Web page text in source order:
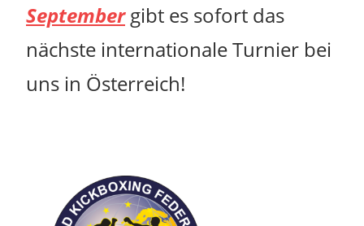
Septembergibt es sofort das
nächste internationale Turnier bei
uns in Österreich!